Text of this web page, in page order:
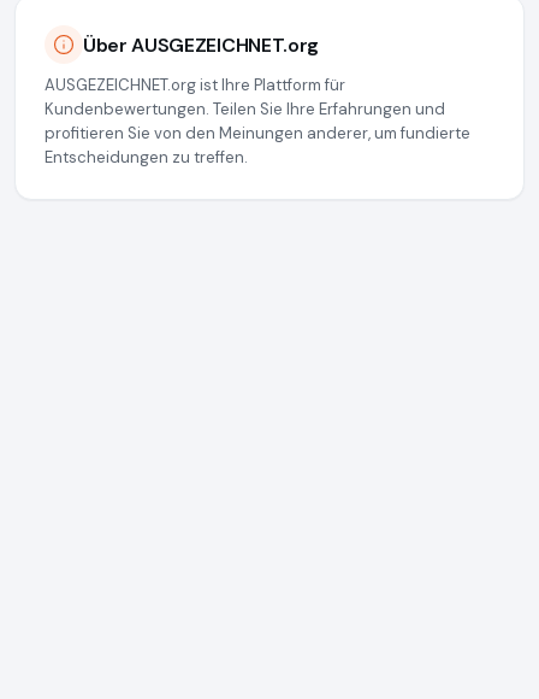
Über AUSGEZEICHNET.org
AUSGEZEICHNET.org ist Ihre Plattform für
Kundenbewertungen. Teilen Sie Ihre Erfahrungen und
profitieren Sie von den Meinungen anderer, um fundierte
Entscheidungen zu treffen.